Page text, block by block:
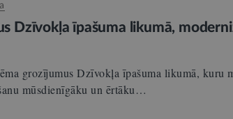
Dzīvokļa īpašuma likumā,
grozījumus Dzīvokļa īpašuma likumā, kuru
mūsdienīgāku un ērtāku…